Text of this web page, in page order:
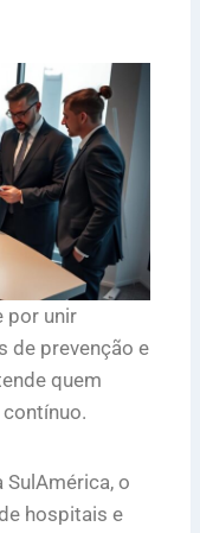
por unir
de prevenção e
quem
SulAmérica, o
hospitais e